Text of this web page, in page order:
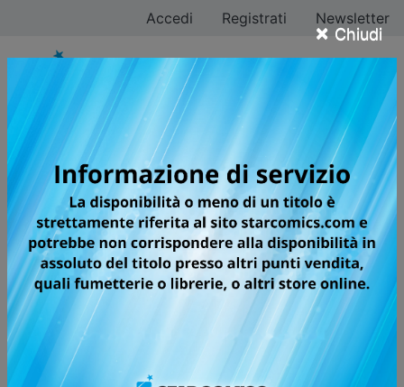
× Chiudi
Accedi Registrati Newsletter
Ricerca avanzata
fumetti
Ricerca tutti i fumetti Starcomics per titolo, categoria,
sottocategoria, autore oppure testata.
Filtra ricerca